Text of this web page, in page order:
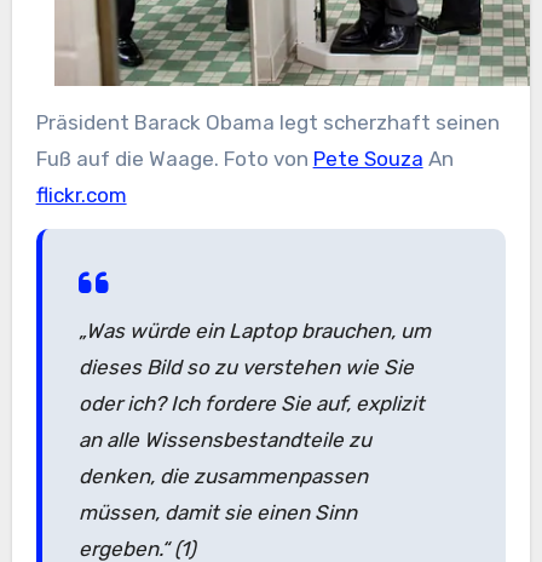
Präsident Barack Obama legt scherzhaft seinen
Fuß auf die Waage. Foto von Pete Souza An
flickr.com
„Was würde ein Laptop brauchen, um
dieses Bild so zu verstehen wie Sie
oder ich? Ich fordere Sie auf, explizit
an alle Wissensbestandteile zu
denken, die zusammenpassen
müssen, damit sie einen Sinn
ergeben.“ (1)